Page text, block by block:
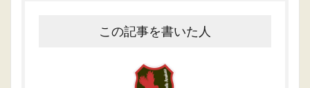
この記事を書いた人